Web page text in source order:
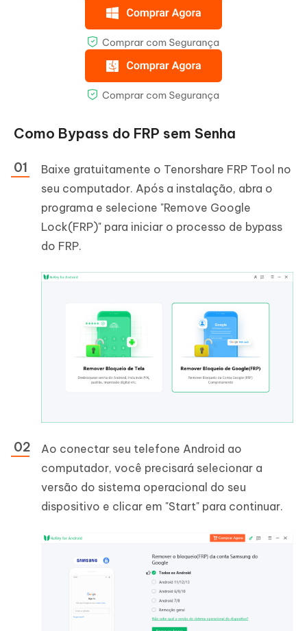
Como Bypass do FRP sem Senha
Baixe gratuitamente o Tenorshare FRP Tool no
seu computador. Após a instalação, abra o
programa e selecione "Remove Google
Lock(FRP)" para iniciar o processo de bypass
do FRP.
Ao conectar seu telefone Android ao
computador, você precisará selecionar a
versão do sistema operacional do seu
dispositivo e clicar em "Start" para continuar.